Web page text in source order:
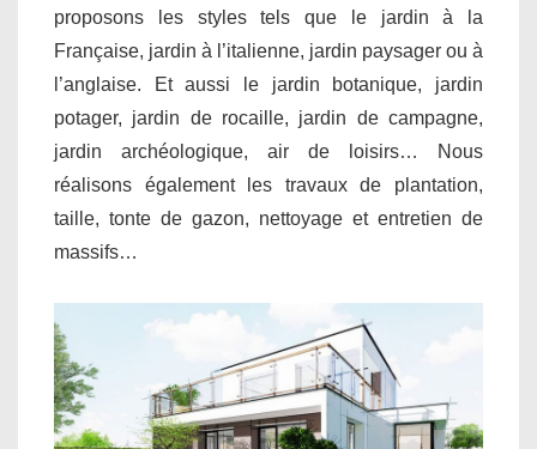
proposons les styles tels que le jardin à la
Française, jardin à l’italienne, jardin paysager ou à
l’anglaise. Et aussi le jardin botanique, jardin
potager, jardin de rocaille, jardin de campagne,
jardin archéologique, air de loisirs… Nous
réalisons également les travaux de plantation,
taille, tonte de gazon, nettoyage et entretien de
massifs…